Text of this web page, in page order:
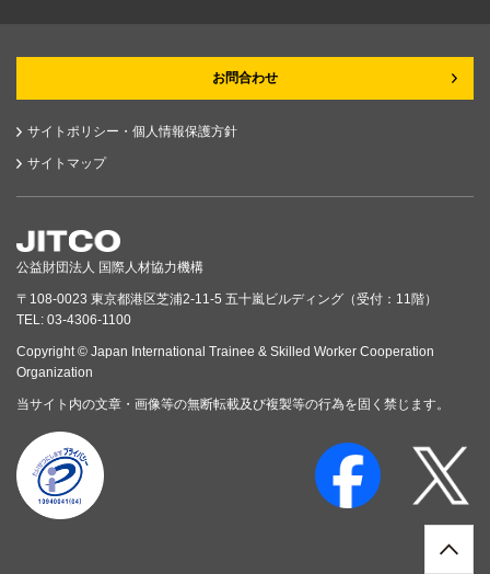
お問合わせ
サイトポリシー・個人情報保護方針
サイトマップ
公益財団法人 国際人材協力機構
〒108-0023 東京都港区芝浦2-11-5 五十嵐ビルディング（受付：11階）
TEL: 03-4306-1100
Copyright © Japan International Trainee & Skilled Worker Cooperation
Organization
当サイト内の文章・画像等の無断転載及び複製等の行為を固く禁じます。